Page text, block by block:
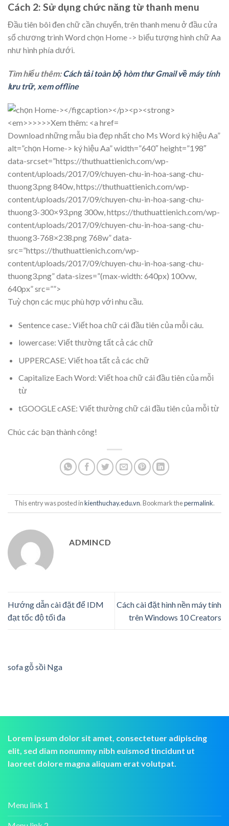
Cách 2: Sử dụng chức năng từ thanh menu
Đầu tiên bôi đen chữ cần chuyển, trên thanh menu ở đầu cửa
sổ chương trình Word chọn Home -> biểu tượng hình chữ Aa
như hình phía dưới.
Tìm hiểu thêm:Cách tải toàn bộ hòm thư Gmail về máy tính
lưu trữ, xem offline
Download những mẫu bìa đẹp nhất cho Ms Word ký hiệu Aa”
alt=”chọn Home-> ký hiệu Aa” width=”640″ height=”198″
data-srcset=”https://thuthuattienich.com/wp-
content/uploads/2017/09/chuyen-chu-in-hoa-sang-chu-
thuong3.png 840w, https://thuthuattienich.com/wp-
content/uploads/2017/09/chuyen-chu-in-hoa-sang-chu-
thuong3-300×93.png 300w, https://thuthuattienich.com/wp-
content/uploads/2017/09/chuyen-chu-in-hoa-sang-chu-
thuong3-768×238.png 768w” data-
src=”https://thuthuattienich.com/wp-
content/uploads/2017/09/chuyen-chu-in-hoa-sang-chu-
thuong3.png” data-sizes=”(max-width: 640px) 100vw,
640px” src=””>
Tuỳ chọn các mục phù hợp với nhu cầu.
Sentence case.: Viết hoa chữ cái đầu tiên của mỗi câu.
lowercase: Viết thường tất cả các chữ
UPPERCASE: Viết hoa tất cả các chữ
Capitalize Each Word: Viết hoa chữ cái đầu tiên của mỗi
từ
tGOOGLE cASE: Viết thường chữ cái đầu tiên của mỗi từ
Chúc các bạn thành công!
This entry was posted inkienthuchay.edu.vn. Bookmark thepermalink.
ADMINCD
Hướng dẫn cài đặt để IDM
đạt tốc độ tối đa
Cách cài đặt hình nền máy tính
trên Windows 10 Creators
sofa gỗ sồi Nga
Lorem ipsum dolor sit amet, consectetuer adipiscing
elit, sed diam nonummy nibh euismod tincidunt ut
laoreet dolore magna aliquam erat volutpat.
Menu link 1